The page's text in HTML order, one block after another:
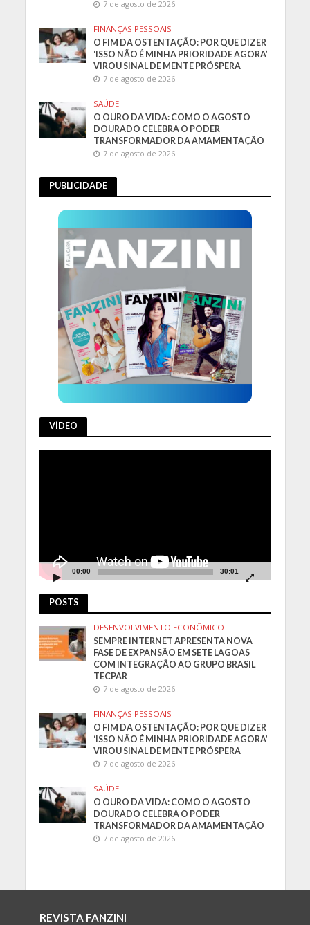
7 de agosto de 2026
FINANÇAS PESSOAIS
O FIM DA OSTENTAÇÃO: POR QUE DIZER
‘ISSO NÃO É MINHA PRIORIDADE AGORA’
VIROU SINAL DE MENTE PRÓSPERA
7 de agosto de 2026
SAÚDE
O OURO DA VIDA: COMO O AGOSTO
DOURADO CELEBRA O PODER
TRANSFORMADOR DA AMAMENTAÇÃO
7 de agosto de 2026
PUBLICIDADE
VÍDEO
00:00 30:01
POSTS
DESENVOLVIMENTO ECONÔMICO
SEMPRE INTERNET APRESENTA NOVA
FASE DE EXPANSÃO EM SETE LAGOAS
COM INTEGRAÇÃO AO GRUPO BRASIL
TECPAR
7 de agosto de 2026
FINANÇAS PESSOAIS
O FIM DA OSTENTAÇÃO: POR QUE DIZER
‘ISSO NÃO É MINHA PRIORIDADE AGORA’
VIROU SINAL DE MENTE PRÓSPERA
7 de agosto de 2026
SAÚDE
O OURO DA VIDA: COMO O AGOSTO
DOURADO CELEBRA O PODER
TRANSFORMADOR DA AMAMENTAÇÃO
7 de agosto de 2026
REVISTA FANZINI